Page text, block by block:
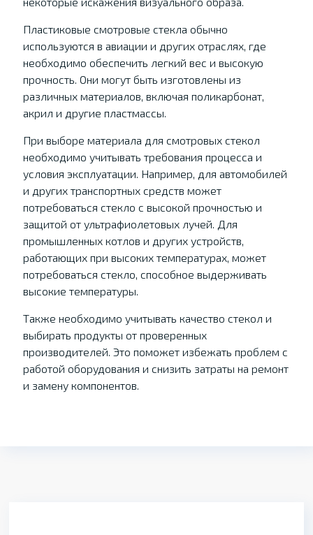
Пластиковые смотровые стекла обычно
используются в авиации и других отраслях, где
необходимо обеспечить легкий вес и высокую
прочность. Они могут быть изготовлены из
различных материалов, включая поликарбонат,
акрил и другие пластмассы.
При выборе материала для смотровых стекол
необходимо учитывать требования процесса и
условия эксплуатации. Например, для автомобилей
и других транспортных средств может
потребоваться стекло с высокой прочностью и
защитой от ультрафиолетовых лучей. Для
промышленных котлов и других устройств,
работающих при высоких температурах, может
потребоваться стекло, способное выдерживать
высокие температуры.
Также необходимо учитывать качество стекол и
выбирать продукты от проверенных
производителей. Это поможет избежать проблем с
работой оборудования и снизить затраты на ремонт
и замену компонентов.